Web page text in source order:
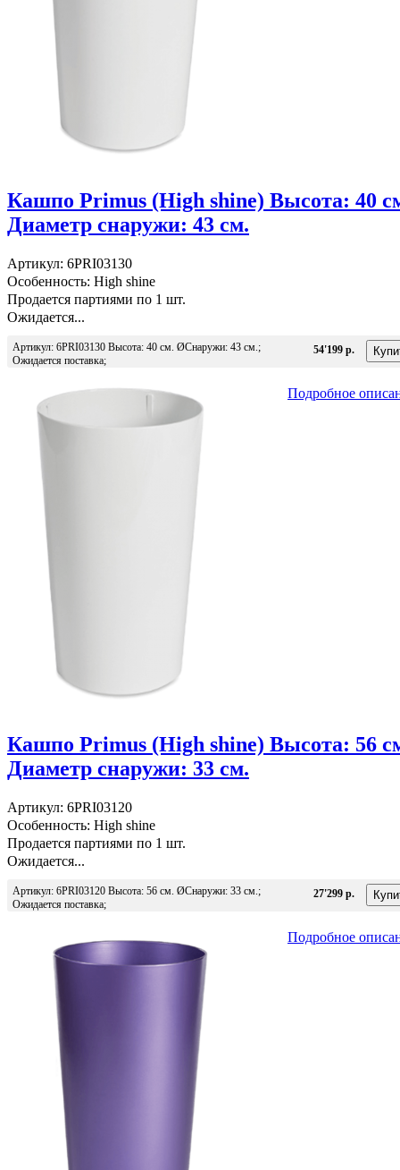
Кашпо Primus (High shine) Высота: 40
Диаметр снаружи: 43 см.
Артикул: 6PRI03130
Особенность: High shine
Продается партиями по 1 шт.
Ожидается...
Артикул: 6PRI03130 Высота: 40 см. ØСнаружи: 43 см.;
Ожидается поставка;
54'199 р.
Подробное
Кашпо Primus (High shine) Высота: 56
Диаметр снаружи: 33 см.
Артикул: 6PRI03120
Особенность: High shine
Продается партиями по 1 шт.
Ожидается...
Артикул: 6PRI03120 Высота: 56 см. ØСнаружи: 33 см.;
Ожидается поставка;
27'299 р.
Подробное